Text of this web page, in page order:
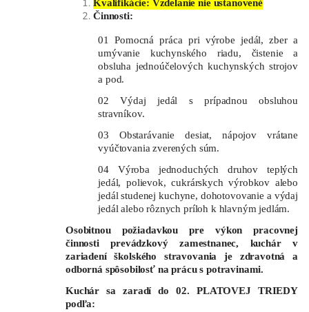
Kvalifikácie: Vzdelanie nie ustanovené
Činnosti:
01 Pomocná práca pri výrobe jedál, zber a
umývanie kuchynského riadu, čistenie a
obsluha jednoúčelových kuchynských strojov
a pod.
02 Výdaj jedál s prípadnou obsluhou
stravníkov.
03 Obstarávanie desiat, nápojov vrátane
vyúčtovania zverených súm.
04 Výroba jednoduchých druhov teplých
jedál, polievok, cukrárskych výrobkov alebo
jedál studenej kuchyne, dohotovovanie a výdaj
jedál alebo rôznych príloh k hlavným jedlám.
Osobitnou požiadavkou pre výkon pracovnej
činnosti prevádzkový zamestnanec, kuchár v
zariadení školského stravovania je zdravotná a
odborná spôsobilosť na prácu s potravinami.
Kuchár sa zaradí do 02. PLATOVEJ TRIEDY
podľa: